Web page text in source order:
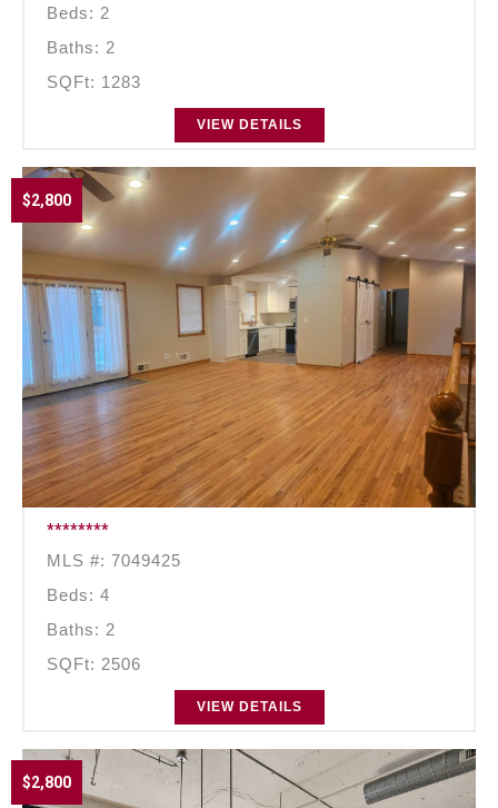
Beds: 2
Baths: 2
SQFt: 1283
VIEW DETAILS
$2,800
********
MLS #: 7049425
Beds: 4
Baths: 2
SQFt: 2506
VIEW DETAILS
$2,800